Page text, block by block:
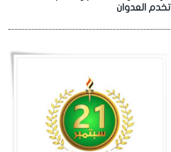
تخدم العدوان